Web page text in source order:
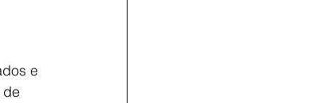
e
de